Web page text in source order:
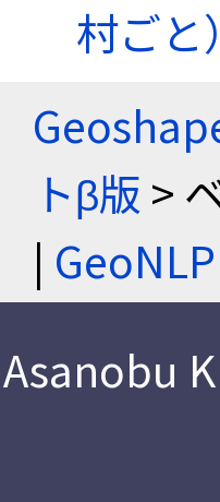
村ごと
トβ版 >
| GeoNLP
Asanobu